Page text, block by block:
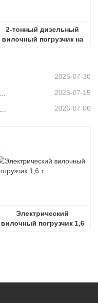
2-тонный дизельный
вилочный погрузчик на
2026-07-30
2026-07-15
1,2-тонные и 1,5-тонные мини-экскаваторы отгружены в контейнерах сегодня 2026-07-06
Электрический
вилочный погрузчик 1,6